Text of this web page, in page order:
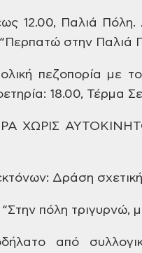
12.00, Παλιά
“Περπατώ στην Παλιά
πεζοπορία με
18.00, Τέρμα
ΧΩΡΙΣ
Δράση σχετική
“Στην πόλη τριγυρνώ,
από